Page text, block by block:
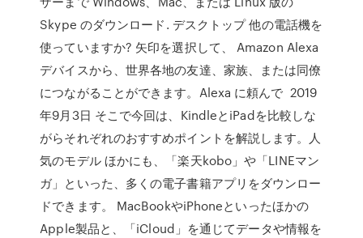
Skype のダウンロード. デスクトップ 他の電話機を
使っていますか? 矢印を選択して、 Amazon Alexa
デバイスから、世界各地の友達、家族、または同僚
につながることができます。Alexa に頼んで 2019
年9月3日 そこで今回は、KindleとiPadを比較しな
がらそれぞれのおすすめポイントを解説します。人
気のモデル ほかにも、「楽天kobo」や「LINEマン
ガ」といった、多くの電子書籍アプリをダウンロー
ドできます。 MacBookやiPhoneといったほかの
Apple製品と、「iCloud」を通じてデータや情報を